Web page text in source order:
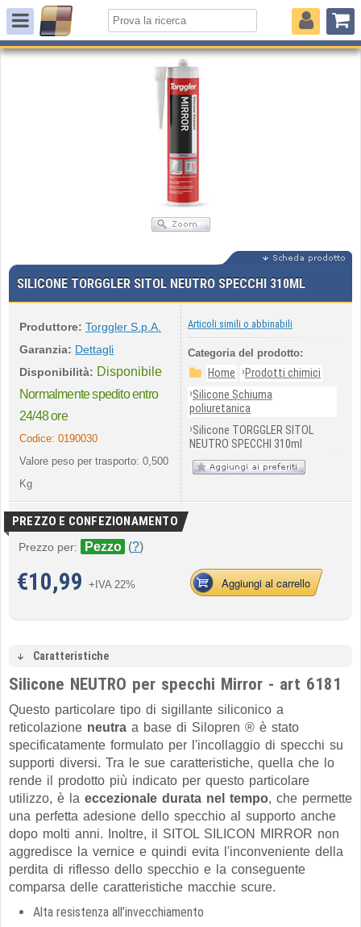
SILICONE TORGGLER SITOL NEUTRO SPECCHI 310ML
Produttore: Torggler S.p.A.
Garanzia: Dettagli
Disponibilità: Disponibile
Normalmente spedito entro
24/48 ore
Codice: 0190030
Valore peso per trasporto: 0,500
Kg
Articoli simili o abbinabili
Categoria del prodotto:
Home ›Prodotti chimici
›Silicone Schiuma
poliuretanica
›Silicone TORGGLER SITOL
NEUTRO SPECCHI 310ml
PREZZO E CONFEZIONAMENTO
Prezzo per: Pezzo (?)
€10,99 +IVA 22% Aggiungi al carrello
Caratteristiche
Silicone NEUTRO per specchi Mirror - art 6181
Questo particolare tipo di sigillante siliconico a
reticolazione neutra a base di Silopren ® è stato
specificatamente formulato per l'incollaggio di specchi su
supporti diversi. Tra le sue caratteristiche, quella che lo
rende il prodotto più indicato per questo particolare
utilizzo, è la eccezionale durata nel tempo, che permette
una perfetta adesione dello specchio al supporto anche
dopo molti anni. Inoltre, il SITOL SILICON MIRROR non
aggredisce la vernice e quindi evita l'inconveniente della
perdita di riflesso dello specchio e la conseguente
comparsa delle caratteristiche macchie scure.
Alta resistenza all’invecchiamento